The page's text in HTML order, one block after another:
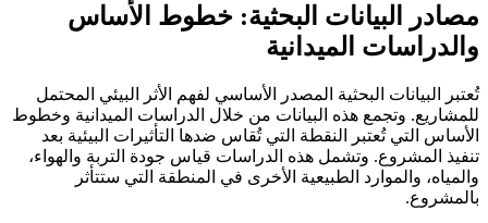
مصادر البيانات البحثية: خطوط الأساس
والدراسات الميدانية
تُعتبر البيانات البحثية المصدر الأساسي لفهم الأثر البيئي المحتمل
للمشاريع. وتجمع هذه البيانات من خلال الدراسات الميدانية وخطوط
الأساس التي تُعتبر النقطة التي تُقاس ضدها التأثيرات البيئية بعد
تنفيذ المشروع. وتشمل هذه الدراسات قياس جودة التربة والهواء،
والمياه، والموارد الطبيعية الأخرى في المنطقة التي ستتأثر
بالمشروع.